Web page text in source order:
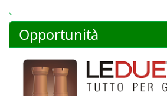
Opportunità